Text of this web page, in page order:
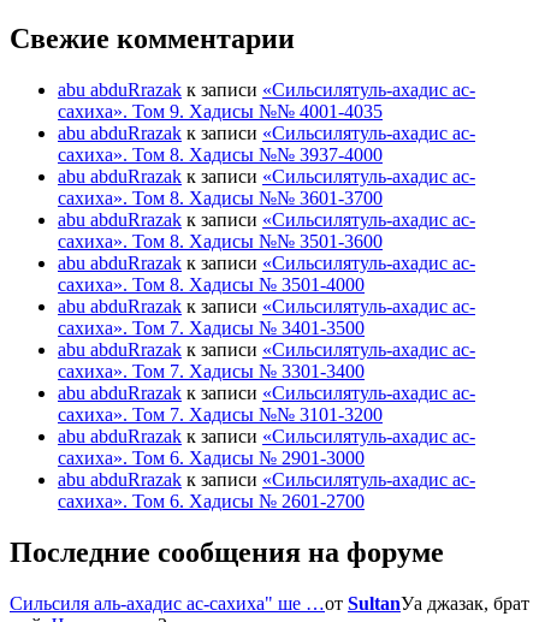
Свежие комментарии
abu abduRrazak к записи «Сильсилятуль-ахадис ас-
сахиха». Том 9. Хадисы №№ 4001-4035
abu abduRrazak к записи «Сильсилятуль-ахадис ас-
сахиха». Том 8. Хадисы №№ 3937-4000
abu abduRrazak к записи «Сильсилятуль-ахадис ас-
сахиха». Том 8. Хадисы №№ 3601-3700
abu abduRrazak к записи «Сильсилятуль-ахадис ас-
сахиха». Том 8. Хадисы №№ 3501-3600
abu abduRrazak к записи «Сильсилятуль-ахадис ас-
сахиха». Том 8. Хадисы № 3501-4000
abu abduRrazak к записи «Сильсилятуль-ахадис ас-
сахиха». Том 7. Хадисы № 3401-3500
abu abduRrazak к записи «Сильсилятуль-ахадис ас-
сахиха». Том 7. Хадисы № 3301-3400
abu abduRrazak к записи «Сильсилятуль-ахадис ас-
сахиха». Том 7. Хадисы №№ 3101-3200
abu abduRrazak к записи «Сильсилятуль-ахадис ас-
сахиха». Том 6. Хадисы № 2901-3000
abu abduRrazak к записи «Сильсилятуль-ахадис ас-
сахиха». Том 6. Хадисы № 2601-2700
Последние сообщения на форуме
Сильсиля аль-ахадис ас-сахиха" ше …от SultanУа джазак, брат